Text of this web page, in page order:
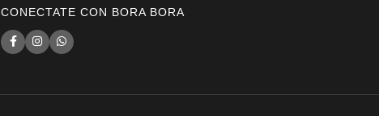
CONECTATE CON BORA BORA